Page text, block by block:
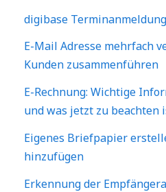
digibase Terminanmeldung
E-Mail Adresse mehrfach
Kunden zusammenführen
E-Rechnung: Wichtige
und was jetzt zu beachten
Eigenes Briefpapier
hinzufügen
Erkennung der